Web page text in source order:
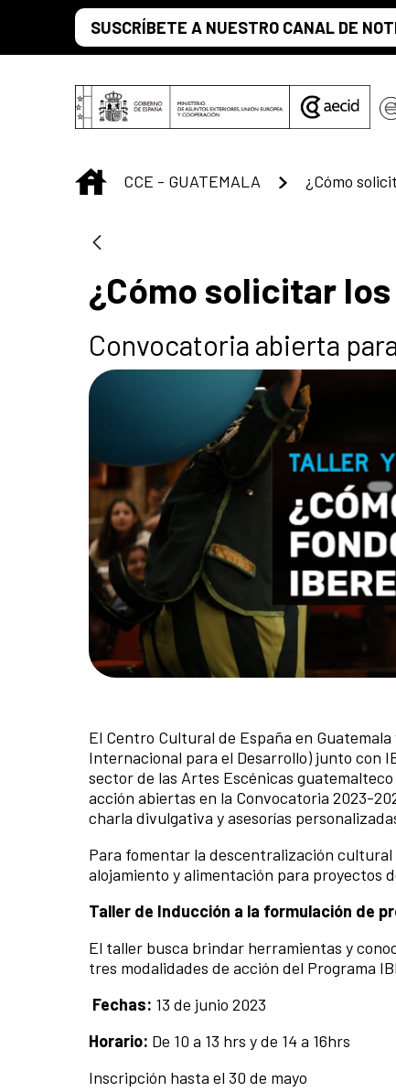
Saltar al contenido principal
SUSCRÍBETE A NUESTRO CANAL DE
INICIO
CCE - GUATEMALA
¿Cómo solicitar los
Convocatoria abierta
El Centro Cultural de España en
Internacional para el Desarrollo) junto con
sector de las Artes Escénicas
acción abiertas en la Convocatoria 2023-
charla divulgativa y asesorías
Para fomentar la descentralización
alojamiento y alimentación para proyectos
Taller de Inducción a la formulación de
El taller busca brindar herramientas y
tres modalidades de acción del Programa
Fechas: 13 de junio 2023
Horario: De 10 a 13 hrs y de 14 a 16hrs
Inscripción hasta el 30 de mayo